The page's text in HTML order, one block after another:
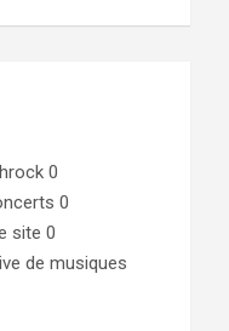
0
0
site 0
de musiques